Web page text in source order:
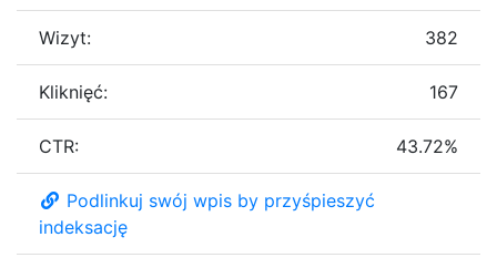
Wizyt: 382
Kliknięć: 167
CTR: 43.72%
Podlinkuj swój wpis by przyśpieszyć
indeksację